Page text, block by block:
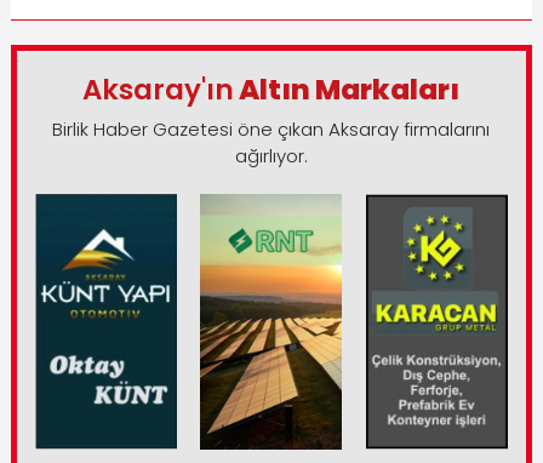
Aksaray'ınAltın Markaları
Birlik Haber Gazetesi öne çıkan Aksaray firmalarını
ağırlıyor.